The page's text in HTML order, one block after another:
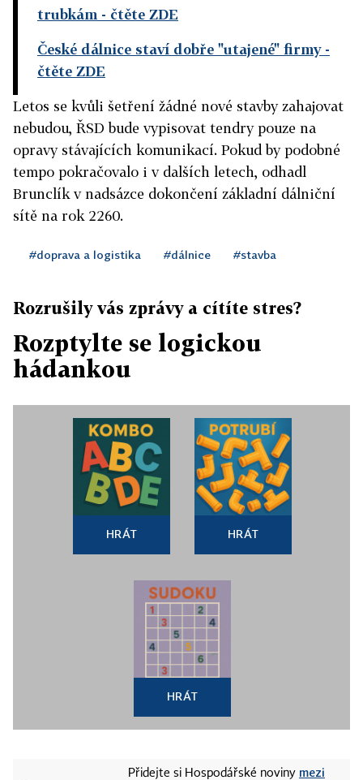
trubkám - čtěte ZDE
České dálnice staví dobře "utajené" firmy-
čtěte ZDE
Letos se kvůli šetření žádné nové stavby zahajovat
nebudou, ŘSD bude vypisovat tendry pouze na
opravy stávajících komunikací. Pokud by podobné
tempo pokračovalo i v dalších letech, odhadl
Brunclík v nadsázce dokončení základní dálniční
sítě na rok 2260.
#doprava a logistika #dálnice #stavba
Rozrušily vás zprávy a cítíte stres?
Rozptylte se logickou
hádankou
HRÁT HRÁT
HRÁT
Přidejte si Hospodářské noviny mezi